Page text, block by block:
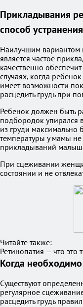
Прикладывания
способ
Наилучшим вариантом
является частое
качественно
случаях, когда
имеет возможности
расцедить грудь при
Ребенок должен быть
подбородок упирался
из груди максимально
температуры у мамы
прикладываний
При сцеживании
состоянии и не
Читайте также:
Ретинопатия — что это
Когда
Существуют
регулярное
расцедить грудь